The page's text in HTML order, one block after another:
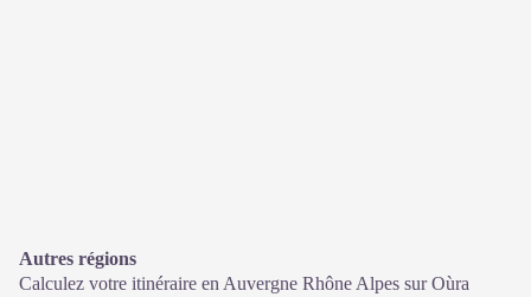
Autres régions
Calculez votre itinéraire en Auvergne Rhône Alpes surOùra